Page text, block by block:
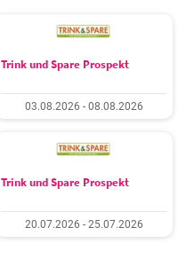
Trink und Spare Prospekt
03.08.2026 - 08.08.2026
Trink und Spare Prospekt
20.07.2026 - 25.07.2026